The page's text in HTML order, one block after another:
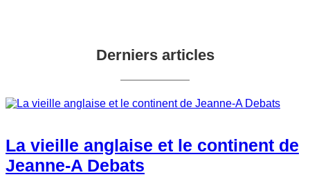
Derniers articles
La vieille anglaise et le continent de
Jeanne-A Debats